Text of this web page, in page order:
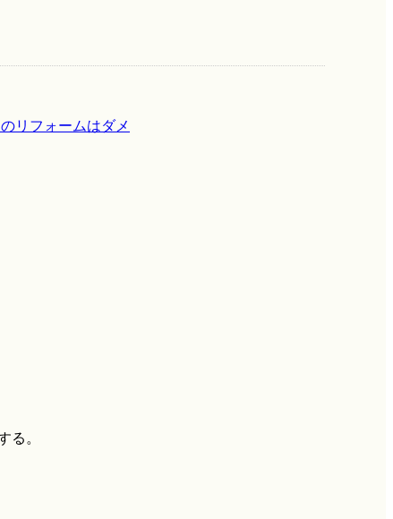
リフォームはダメ
る。